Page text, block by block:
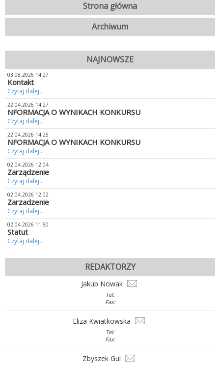
Strona główna
Archiwum
NAJNOWSZE
03.08.2026 14:27
Kontakt
Czytaj dalej...
22.04.2026 14:27
NFORMACJA O WYNIKACH KONKURSU
Czytaj dalej...
22.04.2026 14:25
NFORMACJA O WYNIKACH KONKURSU
Czytaj dalej...
02.04.2026 12:04
Zarządzenie
Czytaj dalej...
02.04.2026 12:02
Zarzadzenie
Czytaj dalej...
02.04.2026 11:50
Statut
Czytaj dalej...
REDAKTORZY
Jakub Nowak
Tel:
Fax:
Eliza Kwiatkowska
Tel:
Fax:
Zbyszek Gul